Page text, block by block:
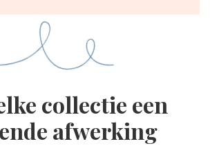
collectie een
afwerking